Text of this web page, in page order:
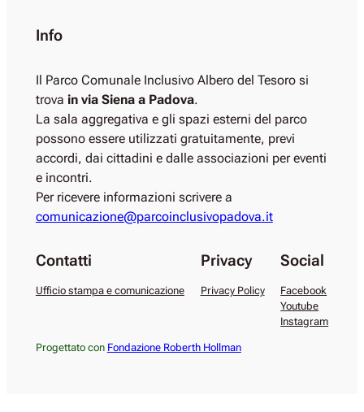
Info
Il Parco Comunale Inclusivo Albero del Tesoro si
trova in via Siena a Padova.
La sala aggregativa e gli spazi esterni del parco
possono essere utilizzati gratuitamente, previ
accordi, dai cittadini e dalle associazioni per eventi
e incontri.
Per ricevere informazioni scrivere a
comunicazione@parcoinclusivopadova.it
Contatti
Ufficio stampa e comunicazione
Privacy
Privacy Policy
Social
Facebook
Youtube
Instagram
Progettato con Fondazione Roberth Hollman